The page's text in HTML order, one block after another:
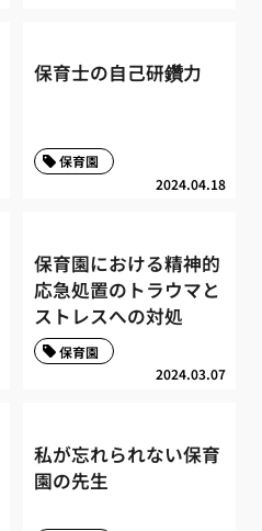
保育士の自己研鑽力
2024.04.18
保育園
保育園における精神的
応急処置のトラウマと
ストレスへの対処
2024.03.07
保育園
私が忘れられない保育
園の先生